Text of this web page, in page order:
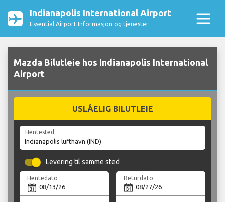
Indianapolis International Airport
Essential Airport Informasjon og tjenester
Mazda Bilutleie hos Indianapolis International
Airport
USLÅELIG BILUTLEIE
Hentested
Levering til samme sted
Hentedato Returdato